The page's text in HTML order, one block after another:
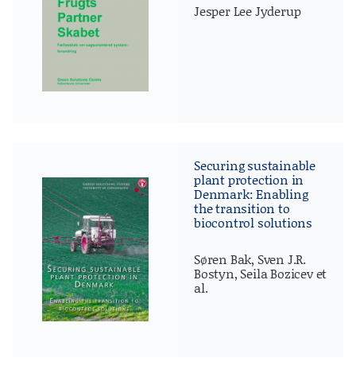
Jesper Lee Jyderup
Securing sustainable
plant protection in
Denmark: Enabling
the transition to
biocontrol solutions
Søren Bak, Sven J.R.
Bostyn, Seila Bozicev et
al.